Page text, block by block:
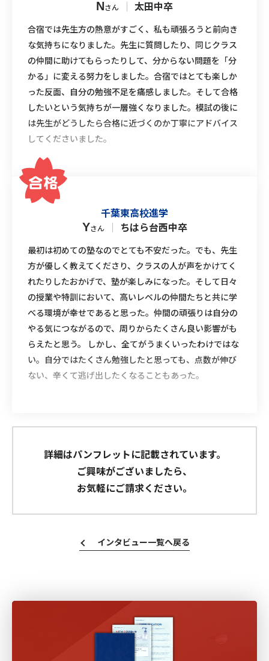
Nさん ｜ 太田中卒
合宿では先生方の熱意がすごく、私も頑張ろうと前向き
な気持ちになりました。先生に質問したり、同じクラス
の仲間に助けてもらったりして、分からない問題を「分
かる」に変える努力をしました。合宿ではとても楽しか
った反面、自分の勉強不足を痛感しました。そして合格
したいという気持ちが一層強くなりました。模試の後に
は先生がどうしたら合格に近づくのか丁寧にアドバイス
してくださいました。
千葉東高校進学
Yさん ｜ ちはら台西中卒
最初は初めての塾なのでとても不安だった。でも、先生
方が優しく教えてくださり、クラスの人が声をかけてく
れたりしたおかげで、塾が楽しみになった。そして日々
の授業や特訓において、高いレベルの仲間たちと共に学
べる環境が幸せであると思った。仲間の頑張りは自分の
やる気につながるので、周りからたくさん良い影響がも
らえたと思う。 しかし、全てがうまくいったわけではな
い。自分ではたくさん勉強したと思っても、点数が伸び
ない、辛くて逃げ出したくなることもあった。
詳細はパンフレットに記載されています。
ご興味がございましたら、
お気軽にご請求ください。
インタビュー一覧へ戻る